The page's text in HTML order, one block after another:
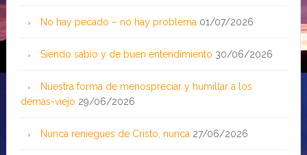
No hay pecado – no hay problema 01/07/2026
Siendo sabio y de buen entendimiento 30/06/2026
Nuestra forma de menospreciar y humillar a los
demás-viejo 29/06/2026
Nunca reniegues de Cristo, nunca 27/06/2026